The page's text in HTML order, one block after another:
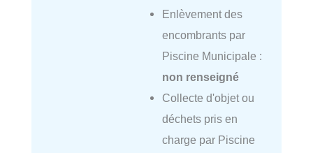
Enlèvement des
encombrants par
Piscine Municipale :
non renseigné
Collecte d'objet ou
déchets pris en
charge par Piscine